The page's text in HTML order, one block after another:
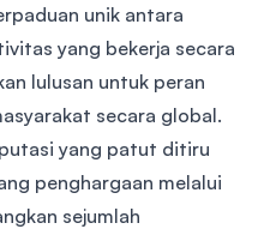
unik antara
yang bekerja secara
lulusan untuk peran
secara global.
yang patut ditiru
penghargaan melalui
sejumlah